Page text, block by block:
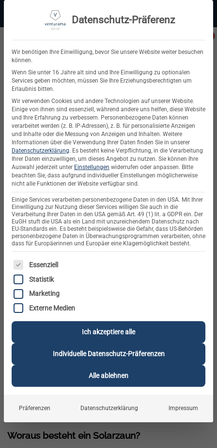
springen
+49 (0) 64 64 37 19 5 - 0
Suchen
nach:
SOLAR NEWS & MARKTTRENDS
Solarzaun für Garten und Klima
VERÖFFENTLICHT AM 19. SEPTEMBER 2024 VON
BIERBRAUER
Solarzäune vereinen die Vorteile eines herkömmlichen
Gartenzauns mit klimafreundlicher Stromerzeugung. Die
Kraftwerke sind meist edel designt, einfach zu montieren
und können preislich mit Standardzäunen mithalten. Wir
erklären, was ein Solarzaun kostet, wo man die
Stromerzeuger kaufen kann und wie sinnvoll sie sind.
Wofür sind Solarzäune sinnvoll?
Photovoltaik-Zäune, auch PV-Zäune oder Solarzäune
genannt, bestehen meist aus einem Solarmodul und einer
Balkonkraftwerke erzeugen sie Strom aus Sonnenenergie.
Diesen Strom können die Betreiber in ihrem Haushalt
nutzen oder in das örtliche Stromnetz einspeisen. Mit
einem Solarzaun gelingt es Menschen, in ihrem Garten
Energiewendezu leisten. So schlagen die
innovativen Zäune zwei Fliegen mit einer Klappe: Sie
Woraus besteht ein Solarzaun?
Datenschutz-Präferenz
Wir benötigen Ihre Einwilligung, bevor Sie unsere Website weiter besuchen
können.
Wenn Sie unter 16 Jahre alt sind und Ihre Einwilligung zu optionalen
Services geben möchten, müssen Sie Ihre Erziehungsberechtigten um
Erlaubnis bitten.
Wir verwenden Cookies und andere Technologien auf unserer Website.
Einige von ihnen sind essenziell, während andere uns helfen, diese Website
und Ihre Erfahrung zu verbessern. Personenbezogene Daten können
verarbeitet werden (z. B. IP-Adressen), z. B. für personalisierte Anzeigen
und Inhalte oder die Messung von Anzeigen und Inhalten. Weitere
Informationen über die Verwendung Ihrer Daten finden Sie in unserer
Datenschutzerklärung. Es besteht keine Verpflichtung, in die Verarbeitung
Ihrer Daten einzuwilligen, um dieses Angebot zu nutzen. Sie können Ihre
Auswahl jederzeit unter Einstellungen widerrufen oder anpassen. Bitte
beachten Sie, dass aufgrund individueller Einstellungen möglicherweise
nicht alle Funktionen der Website verfügbar sind.
Einige Services verarbeiten personenbezogene Daten in den USA. Mit Ihrer
Einwilligung zur Nutzung dieser Services willigen Sie auch in die
Verarbeitung Ihrer Daten in den USA gemäß Art. 49 (1) lit. a GDPR ein. Der
EuGH stuft die USA als ein Land mit unzureichendem Datenschutz nach
EU-Standards ein. Es besteht beispielsweise die Gefahr, dass US-Behörden
personenbezogene Daten in Überwachungsprogrammen verarbeiten, ohne
dass für Europäerinnen und Europäer eine Klagemöglichkeit besteht.
ES FOLGT EINE LISTE DER SERVICE-GRUPPEN, FÜR DIE
Essenziell
Statistik
Marketing
Externe Medien
Ich akzeptiere alle
Individuelle Datenschutz-Präferenzen
Alle ablehnen
Präferenzen Datenschutzerklärung Impressum